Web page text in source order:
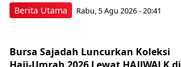
Berita Utama Rabu, 5 Agu 2026 - 20:41
Bursa Sajadah Luncurkan Koleksi